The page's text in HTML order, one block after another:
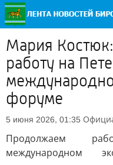
Мария
работу на
форуме
5 июня 2026, 01:35
Продолжаем
международном